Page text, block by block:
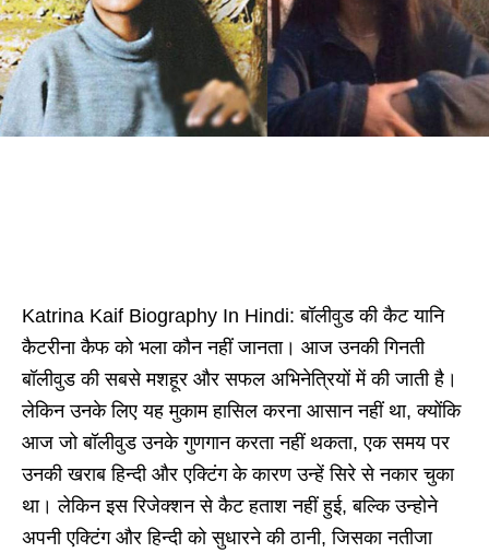
Katrina Kaif Biography In Hindi: बॉलीवुड की कैट यानि
कैटरीना कैफ को भला कौन नहीं जानता। आज उनकी गिनती
बॉलीवुड की सबसे मशहूर और सफल अभिनेत्रियों में की जाती है।
लेकिन उनके लिए यह मुकाम हासिल करना आसान नहीं था, क्योंकि
आज जो बॉलीवुड उनके गुणगान करता नहीं थकता, एक समय पर
उनकी खराब हिन्दी और एक्टिंग के कारण उन्हें सिरे से नकार चुका
था। लेकिन इस रिजेक्शन से कैट हताश नहीं हुई, बल्कि उन्होने
अपनी एक्टिंग और हिन्दी को सुधारने की ठानी, जिसका नतीजा